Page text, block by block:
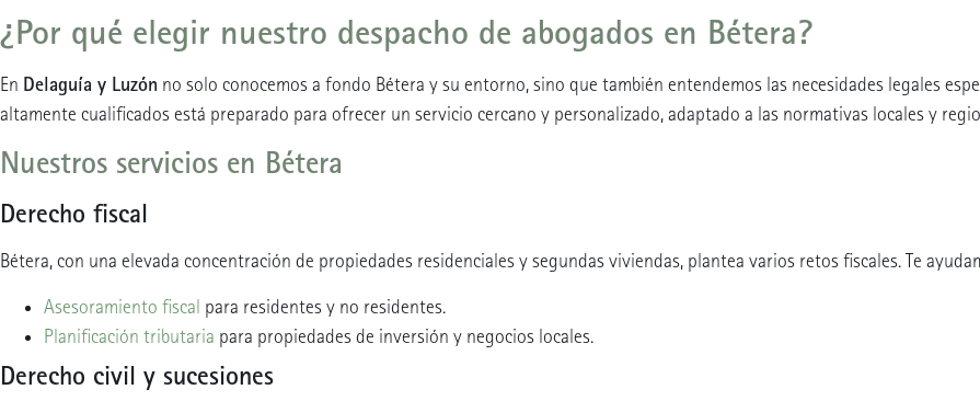
¿Por qué elegir nuestro despacho de abogados en Bétera?
En Delaguía y Luzón no solo conocemos a fondo Bétera y su entorno, sino que también entendemos las necesidades legales
altamente cualificados está preparado para ofrecer un servicio cercano y personalizado, adaptado a las normativas locales y
Nuestros servicios en Bétera
Derecho fiscal
Bétera, con una elevada concentración de propiedades residenciales y segundas viviendas, plantea varios retos fiscales. Te
Asesoramiento fiscal para residentes y no residentes.
Planificación tributaria para propiedades de inversión y negocios locales.
Derecho civil y sucesiones